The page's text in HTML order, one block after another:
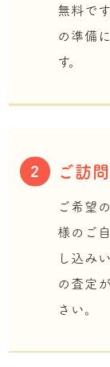
無料で
の準備
す。
2 ご訪問
ご希望
様のご
し込み
の査定
さい。